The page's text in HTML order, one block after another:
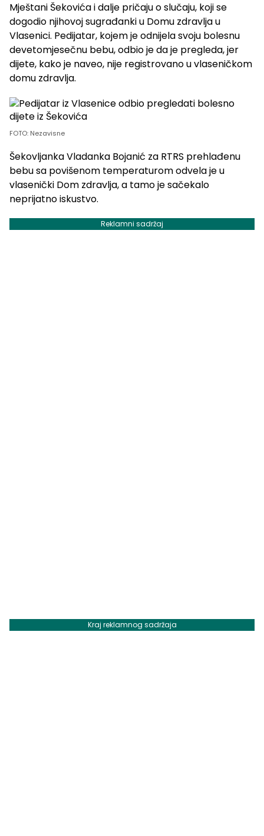
Mještani Šekovića i dalje pričaju o slučaju, koji se
dogodio njihovoj sugrađanki u Domu zdravlja u
Vlasenici. Pedijatar, kojem je odnijela svoju bolesnu
devetomjesečnu bebu, odbio je da je pregleda, jer
dijete, kako je naveo, nije registrovano u vlaseničkom
domu zdravlja.
FOTO: Nezavisne
Šekovljanka Vladanka Bojanić za RTRS prehlađenu
bebu sa povišenom temperaturom odvela je u
vlasenički Dom zdravlja, a tamo je sačekalo
neprijatno iskustvo.
Reklamni sadržaj
Kraj reklamnog sadržaja